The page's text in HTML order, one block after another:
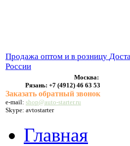
Продажа оптом и в розницу
России
Москва:
Рязань: +7 (4912) 46 63 53
Заказать обратный звонок
e-mail: shop@auto-starter.ru
Skype: avtostarter
Главная